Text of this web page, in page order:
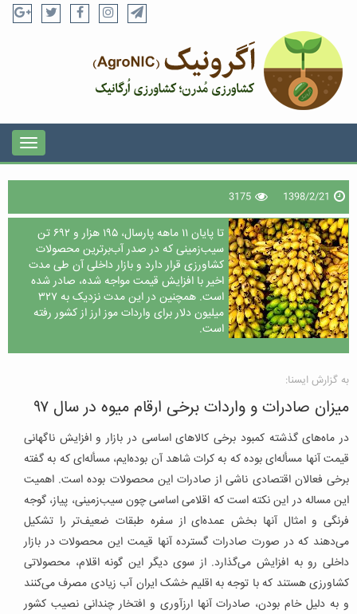
1398/2/21
3175
تا پایان ۱۱ ماهه پارسال، ۱۹۵ هزار و ۶۹۲ تن
سیب‌زمینی که در صدر آب‌برترین محصولات
کشاورزی قرار دارد و بازار داخلی آن طی مدت
اخیر با افزایش قیمت مواجه شده، صادر شده
است. همچنین در این مدت نزدیک به ۳۲۷
میلیون دلار برای واردات موز ارز از کشور رفته
است.
به گزارش ایسنا:
میزان صادرات و واردات برخی ارقام میوه در سال ۹۷
در ماه‌های گذشته کمبود برخی کالاهای اساسی در بازار و افزایش ناگهانی
قیمت آنها مسأله‌ای بوده که به کرات شاهد آن بوده‌ایم، مسأله‌ای که به گفته
برخی فعالان اقتصادی ناشی از صادرات این محصولات بوده است. اهمیت
این مساله در این نکته است که اقلامی اساسی چون سیب‌زمینی، پیاز، گوجه
فرنگی و امثال آنها بخش عمده‌ای از سفره طبقات ضعیف‌تر را تشکیل
می‌دهند که در صورت صادرات گسترده آنها قیمت این محصولات در بازار
داخلی رو به افزایش می‌گذارد. از سوی دیگر این گونه اقلام، محصولاتی
کشاورزی هستند که با توجه به اقلیم خشک ایران آب زیادی مصرف می‌کنند
و به دلیل خام بودن، صادرات آنها ارزآوری و افتخار چندانی نصیب کشور